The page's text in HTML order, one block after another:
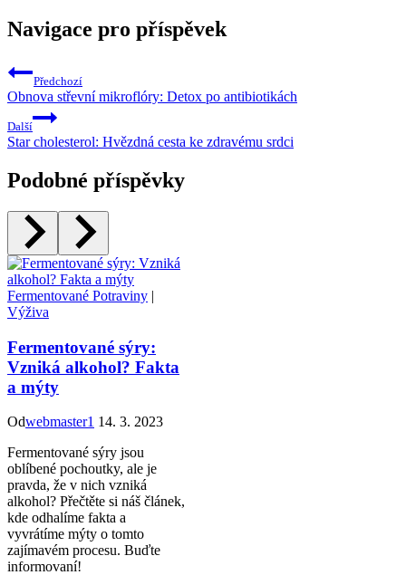
Navigace pro příspěvek
Předchozí
Obnova střevní mikroflóry: Detox po antibiotikách
Další
Star cholesterol: Hvězdná cesta ke zdravému srdci
Podobné příspěvky
Fermentované Potraviny |
Výživa
Fermentované sýry:
Vzniká alkohol? Fakta
a mýty
Odwebmaster1 14. 3. 2023
Fermentované sýry jsou
oblíbené pochoutky, ale je
pravda, že v nich vzniká
alkohol? Přečtěte si náš článek,
kde odhalíme fakta a
vyvrátíme mýty o tomto
zajímavém procesu. Buďte
informovaní!